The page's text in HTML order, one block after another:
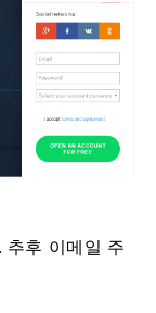
추후 이메일 주